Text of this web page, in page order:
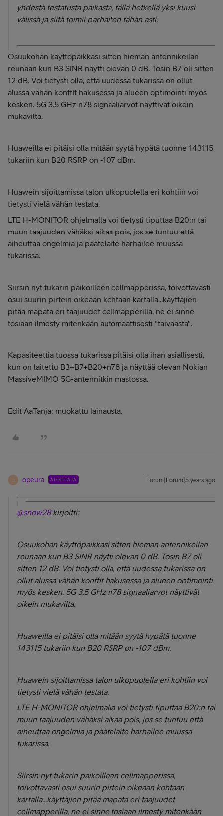
yhdestä testatusta paikasta, tällä hetkellä yksi kuusi
välissä ja siitä toimii parhaiten tähän asti.
Osuukohan käyttöpaikkasi sitten hieman antennikeilan
reunaan kun B3 SINR näytti olevan 0 dB. Tosin B7 oli sitten
12 dB. Voi tietysti olla, että uudessa tukarissa on ollut
alussa vähän konffit hakusessa ja alueen optimointi myös
kesken. 5G 3.5 GHz n78 signaaliarvot näyttivät oikein
mukavilta.
Huaweilla ei pitäisi olla mitään syytä hypätä tuonne 143115
tukariin kun B20 RSRP on -107 dBm.
Huawein sijoittamissa talon ulkopuolella eri kohtiin voi
tietysti vielä vähän testata.
LTE H-MONITOR ohjelmalla voi tietysti tiputtaa B20:n tai
muun taajuuden vähäksi aikaa pois, jos se tuntuu että
aiheuttaa ongelmia ja päätelaite harhailee muussa
tukarissa.
Siirsin nyt tukarin paikoilleen cellmapperissa, toivottavasti
osui suurin pirtein oikeaan kohtaan kartalla...käyttäjien
pitää mapata eri taajuudet cellmapperilla, ne ei sinne
tosiaan ilmesty mitenkään automaattisesti "taivaasta".
Kapasiteettia tuossa tukarissa pitäisi olla ihan asiallisesti,
kun on laitettu B3+B7+B20+n78 ja näyttää olevan Nokian
MassiveMIMO 5G-antennitkin mastossa.
Edit AaTanja: muokattu lainausta.
O opeura ALOITTAJA Forum|Forum|5 years ago
@snow28kirjoitti:
Osuukohan käyttöpaikkasi sitten hieman antennikeilan
reunaan kun B3 SINR näytti olevan 0 dB. Tosin B7 oli
sitten 12 dB. Voi tietysti olla, että uudessa tukarissa on
ollut alussa vähän konffit hakusessa ja alueen optimointi
myös kesken. 5G 3.5 GHz n78 signaaliarvot näyttivät
oikein mukavilta.
Huaweilla ei pitäisi olla mitään syytä hypätä tuonne
143115 tukariin kun B20 RSRP on -107 dBm.
Huawein sijoittamissa talon ulkopuolella eri kohtiin voi
tietysti vielä vähän testata.
LTE H-MONITOR ohjelmalla voi tietysti tiputtaa B20:n tai
muun taajuuden vähäksi aikaa pois, jos se tuntuu että
aiheuttaa ongelmia ja päätelaite harhailee muussa
tukarissa.
Siirsin nyt tukarin paikoilleen cellmapperissa,
toivottavasti osui suurin pirtein oikeaan kohtaan
kartalla...käyttäjien pitää mapata eri taajuudet
cellmapperilla, ne ei sinne tosiaan ilmesty mitenkään